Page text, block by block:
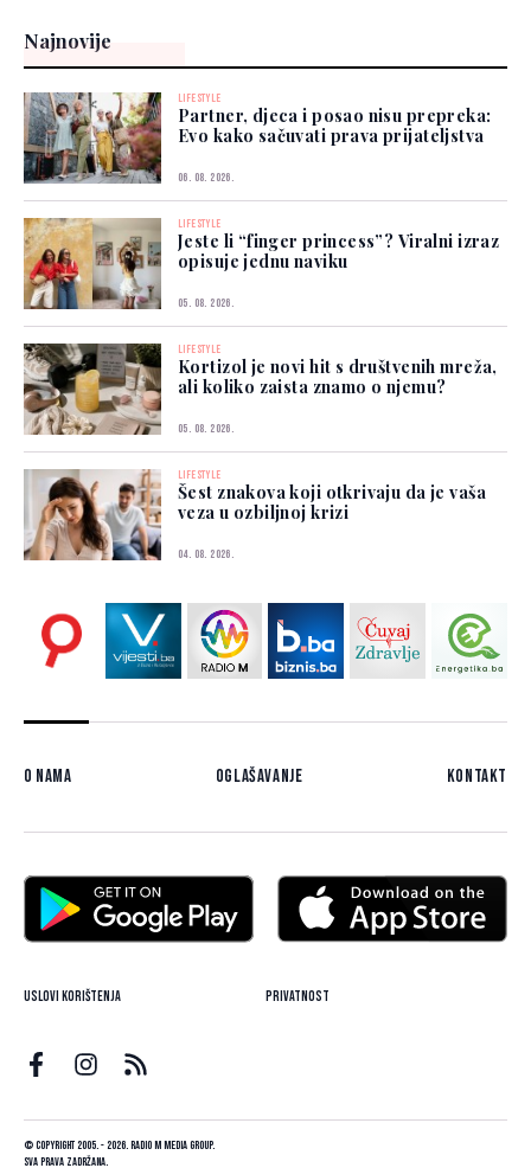
Najnovije
LIFESTYLE
Partner, djeca i posao nisu prepreka:
Evo kako sačuvati prava prijateljstva
06. 08. 2026.
LIFESTYLE
Jeste li “finger princess”? Viralni izraz
opisuje jednu naviku
05. 08. 2026.
LIFESTYLE
Kortizol je novi hit s društvenih mreža,
ali koliko zaista znamo o njemu?
05. 08. 2026.
LIFESTYLE
Šest znakova koji otkrivaju da je vaša
veza u ozbiljnoj krizi
04. 08. 2026.
O nama Oglašavanje Kontakt
Uslovi korištenja Privatnost
© Copyright 2005. - 2026. Radio M Media Group.
Sva prava zadržana.